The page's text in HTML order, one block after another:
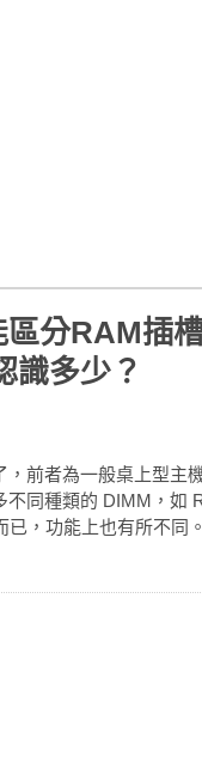
分RAM插
識多少？
前者為一般桌上型主
同種類的 DIMM，如
，功能上也有所不同。